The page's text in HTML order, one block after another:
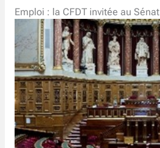
Emploi : la CFDT invitée au Sénat